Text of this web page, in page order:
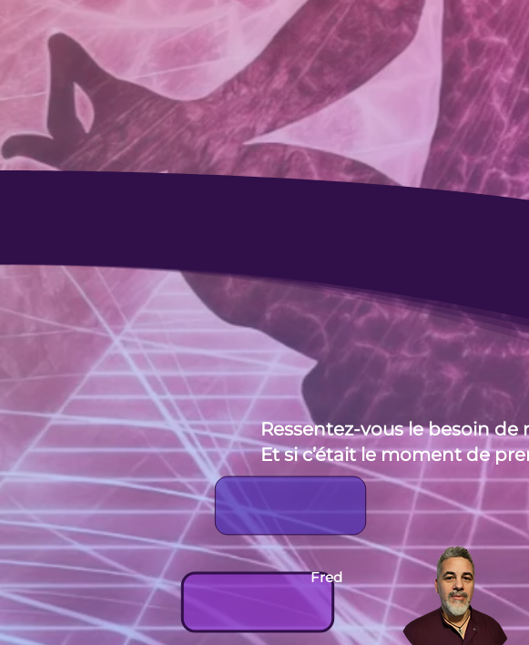
Ressentez-vous le besoin
Et si c’était le moment de
Fred